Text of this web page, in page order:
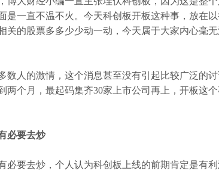
是一直不温不火。今天科创板开板这种事，放在以
关的股票多多少少动一动，今天属于大家内心毫
人的激情，这个消息甚至没有引起比较广泛的讨
两个月，最起码集齐30家上市公司再上，开板这
必要去炒
要去炒，个人认为科创板上线的前期肯定是有利